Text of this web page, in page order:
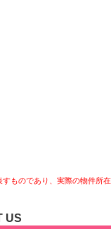
ものであり、実際の物件所
US